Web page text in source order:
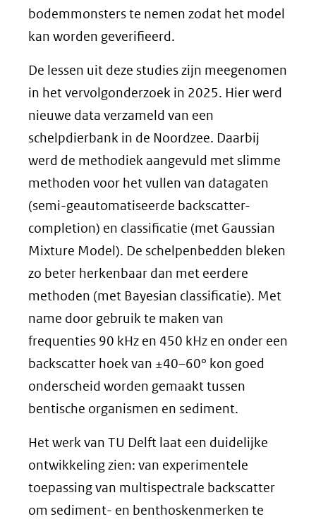
bodemmonsters te nemen zodat het model
kan worden geverifieerd.
De lessen uit deze studies zijn meegenomen
in het vervolgonderzoek in 2025. Hier werd
nieuwe data verzameld van een
schelpdierbank in de Noordzee. Daarbij
werd de methodiek aangevuld met slimme
methoden voor het vullen van datagaten
(semi-geautomatiseerde backscatter-
completion) en classificatie (met Gaussian
Mixture Model). De schelpenbedden bleken
zo beter herkenbaar dan met eerdere
methoden (met Bayesian classificatie). Met
name door gebruik te maken van
frequenties 90 kHz en 450 kHz en onder een
backscatter hoek van ±40–60° kon goed
onderscheid worden gemaakt tussen
bentische organismen en sediment.
Het werk van TU Delft laat een duidelijke
ontwikkeling zien: van experimentele
toepassing van multispectrale backscatter
om sediment- en benthoskenmerken te